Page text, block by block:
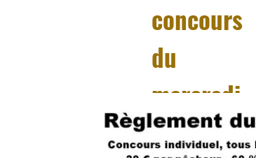
concours
du
mercredi